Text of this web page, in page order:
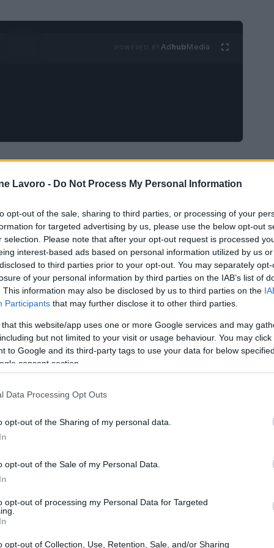
Lavoro - Do Not Process My Personal Information
opt-out of the sale, sharing to third parties, or processing of your
for targeted advertising by us, please use the below opt-out
selection. Please note that after your opt-out request is processed
interest-based ads based on personal information utilized by us
to third parties prior to your opt-out. You may separately
of your personal information by third parties on the IAB’s list of
This information may also be disclosed by us to third parties on the
Participants that may further disclose it to other third parties.
that this website/app uses one or more Google services and may
but not limited to your visit or usage behaviour. You may
to Google and its third-party tags to use your data for below
consent section.
Data Processing Opt Outs
opt-out of the Sharing of my personal data.
opt-out of the Sale of my Personal Data.
opt-out of processing my Personal Data for Targeted
opt-out of Collection, Use, Retention, Sale, and/or Sharing
AdhubMedia
sul palco del Festival di Sanremo. Nella
grande tifoso granata, ha omaggiato la
passato inosservato. Un paio di mocassini
vista. Nella serata inaugurale, il cantante ha
l’essenzialità del suo stile. Il dettaglio
ha fatto presto il giro dei social, con evidente
“Direi che sappiamo per chi tifare a
canali, pubblicando un paio di scatti con
“Grazie ma no grazie”: qualche tempo
(“Glik”, 2014) all’ex capitano e simbolo del
messo in campo contro gli
(Web Info)